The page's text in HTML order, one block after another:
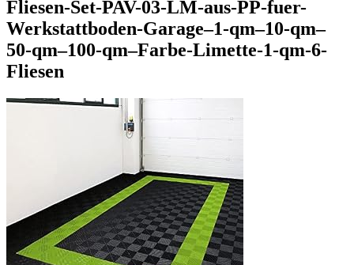
Fliesen-Set-PAV-03-LM-aus-PP-fuer-
Werkstattboden-Garage–1-qm–10-qm–
50-qm–100-qm–Farbe-Limette-1-qm-6-
Fliesen